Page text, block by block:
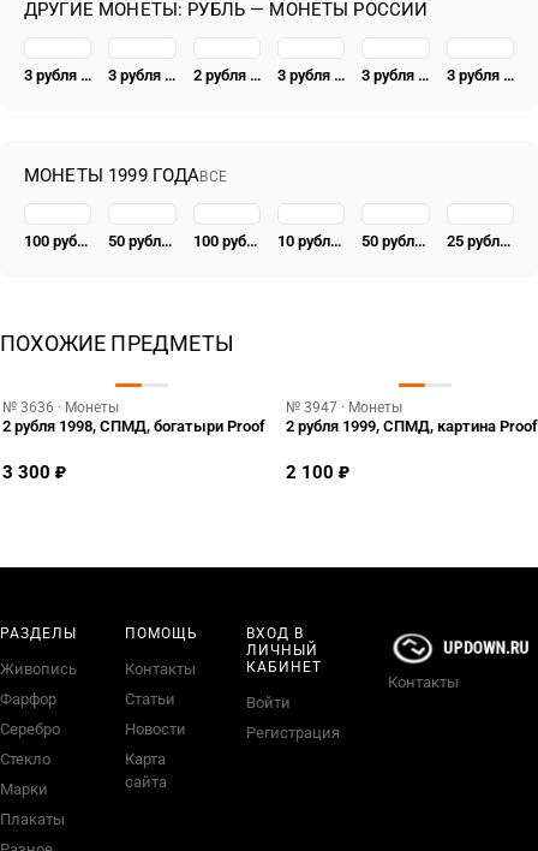
ДРУГИЕ МОНЕТЫ: РУБЛЬ — МОНЕТЫ РОССИИ
3 рубля 1995, ММД, соболь 3 рубля 2014, ММД, символ рубля proof 2 рубля 1995, ЛМД, Парад Победы в Москве (Флаги у Кремлёвской стены), ошибка 3 рубля 2018, СПМД, ЧМ по футболу 3 рубля 2017, СПМД, Кубок конфедераций Proof 3 рубля 2016, СПМД, Победоносец
МОНЕТЫ 1999 ГОДАВСЕ
100 рублей 1999, ММД, сказки Пушкина Proof 50 рублей 1999, ММД, Пушкин Proof 100 рублей 1999, СПМД, Раймонда, танцующая Раймонда 10 рублей 1999, ММД, Раймонда Proof 50 рублей 1999, ММД, Раймонда Proof 25 рублей 1999, СПМД, Раймонда Proof
ПОХОЖИЕ ПРЕДМЕТЫ
№ 3636 · Монеты
2 рубля 1998, СПМД, богатыри Proof
3 300 ₽
№ 3947 · Монеты
2 рубля 1999, СПМД, картина Proof
2 100 ₽
РАЗДЕЛЫ
Живопись
Фарфор
Серебро
Стекло
Марки
Плакаты
ПОМОЩЬ
Контакты
Статьи
Новости
Карта
сайта
ВХОД В
ЛИЧНЫЙ
КАБИНЕТ
Войти
Регистрация
Контакты